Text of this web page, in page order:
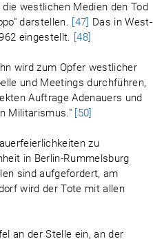
westlichen Medien den Tod
darstellen. [47]
Das in West-
eingestellt. [48]
wird zum Opfer westlicher
und Meetings durchführen,
Auftrage Adenauers und
Militarismus." [50]
zu
in Berlin-Rummelsburg
sind aufgefordert, am
wird der Tote mit allen
an der Stelle ein, an der